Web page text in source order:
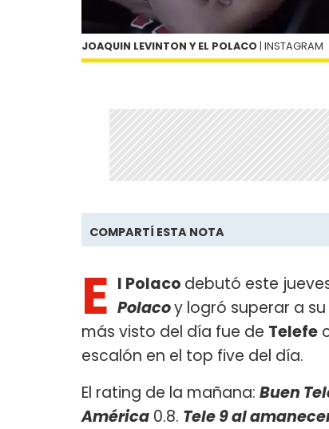
JOAQUIN LEVINTON Y EL POLACO | INSTAGRAM
COMPARTÍ ESTA NOTA
E l Polaco debutó este
Polacoy logró superar a
más visto del día fue de Telefe
escalón en el top five del día.
El rating de la mañana: Buen
América 0.8. Tele 9 al